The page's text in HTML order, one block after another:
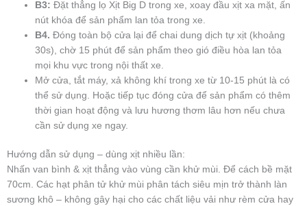
B3: Đặt thẳng lọ Xịt Big D trong xe, xoay đầu xịt xa mặt, ấn
nút khóa để sản phẩm lan tỏa trong xe.
B4. Đóng toàn bộ cửa lại để chai dung dịch tự xịt (khoảng
30s), chờ 15 phút để sản phẩm theo gió điều hòa lan tỏa
mọi khu vực trong nội thất xe.
Mở cửa, tắt máy, xả không khí trong xe từ 10-15 phút là có
thể sử dụng. Hoặc tiếp tục đóng cửa để sản phẩm có thêm
thời gian hoạt động và lưu hương thơm lâu hơn nếu chưa
cần sử dụng xe ngay.
Hướng dẫn sử dụng – dùng xịt nhiều lần:
Nhấn van bình & xịt thẳng vào vùng cần khử mùi. Để cách bề mặt
70cm. Các hạt phân tử khử mùi phân tách siêu mịn trở thành làn
sương khô – không gây hại cho các chất liệu vải như rèm cửa hay